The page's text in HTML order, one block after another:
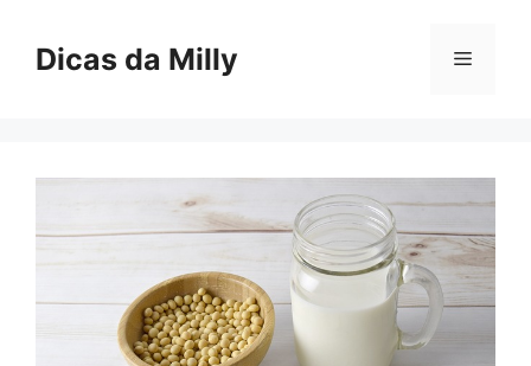
contentDicas da Milly Menu